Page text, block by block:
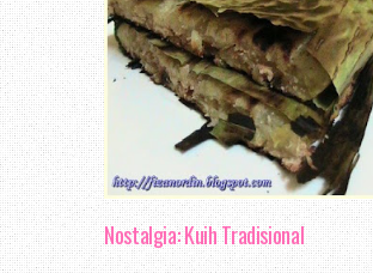
Nostalgia: Kuih Tradisional